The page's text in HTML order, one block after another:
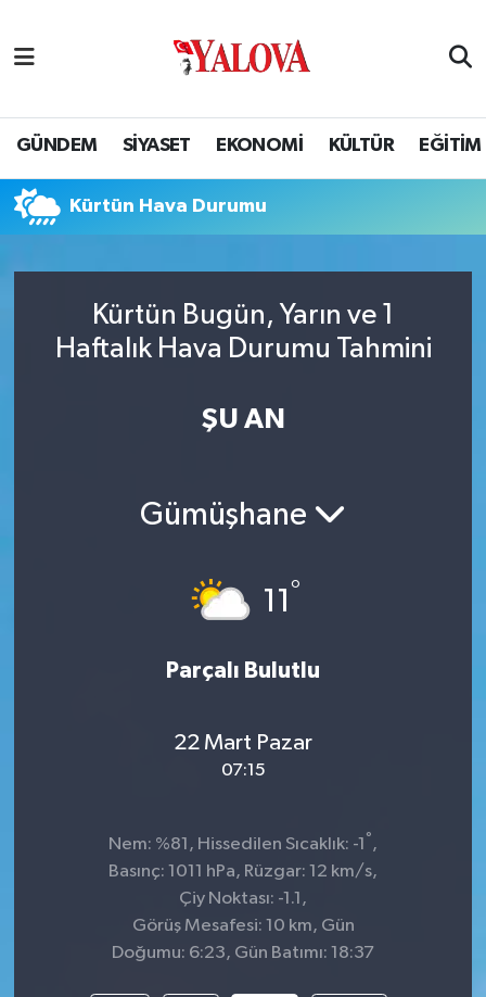
GÜNDEM SİYASET EKONOMİ KÜLTÜR EĞİTİM
Kürtün Hava Durumu
Kürtün Bugün, Yarın ve 1
Haftalık Hava Durumu Tahmini
ŞU AN
Gümüşhane
11 °
Parçalı Bulutlu
22 Mart Pazar
07:15
Nem: %81, Hissedilen Sıcaklık: -1 ° ,
Basınç: 1011 hPa, Rüzgar: 12 km/s,
Çiy Noktası: -1.1,
Görüş Mesafesi: 10 km, Gün
Doğumu: 6:23, Gün Batımı: 18:37
SİYASET
EĞİTİM
BİLİM VE TEKNOLOJİ
Yalova Nöbetçi Eczaneler
Yalova Hava Durumu
Puan Durumu ve Fikstür
Tüm Manşetler
Son Dakika Haberleri